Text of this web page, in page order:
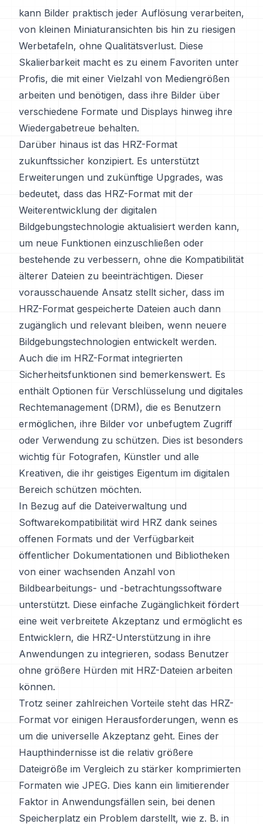
kann Bilder praktisch jeder Auflösung verarbeiten,
von kleinen Miniaturansichten bis hin zu riesigen
Werbetafeln, ohne Qualitätsverlust. Diese
Skalierbarkeit macht es zu einem Favoriten unter
Profis, die mit einer Vielzahl von Mediengrößen
arbeiten und benötigen, dass ihre Bilder über
verschiedene Formate und Displays hinweg ihre
Wiedergabetreue behalten.
Darüber hinaus ist das HRZ-Format
zukunftssicher konzipiert. Es unterstützt
Erweiterungen und zukünftige Upgrades, was
bedeutet, dass das HRZ-Format mit der
Weiterentwicklung der digitalen
Bildgebungstechnologie aktualisiert werden kann,
um neue Funktionen einzuschließen oder
bestehende zu verbessern, ohne die Kompatibilität
älterer Dateien zu beeinträchtigen. Dieser
vorausschauende Ansatz stellt sicher, dass im
HRZ-Format gespeicherte Dateien auch dann
zugänglich und relevant bleiben, wenn neuere
Bildgebungstechnologien entwickelt werden.
Auch die im HRZ-Format integrierten
Sicherheitsfunktionen sind bemerkenswert. Es
enthält Optionen für Verschlüsselung und digitales
Rechtemanagement (DRM), die es Benutzern
ermöglichen, ihre Bilder vor unbefugtem Zugriff
oder Verwendung zu schützen. Dies ist besonders
wichtig für Fotografen, Künstler und alle
Kreativen, die ihr geistiges Eigentum im digitalen
Bereich schützen möchten.
In Bezug auf die Dateiverwaltung und
Softwarekompatibilität wird HRZ dank seines
offenen Formats und der Verfügbarkeit
öffentlicher Dokumentationen und Bibliotheken
von einer wachsenden Anzahl von
Bildbearbeitungs- und -betrachtungssoftware
unterstützt. Diese einfache Zugänglichkeit fördert
eine weit verbreitete Akzeptanz und ermöglicht es
Entwicklern, die HRZ-Unterstützung in ihre
Anwendungen zu integrieren, sodass Benutzer
ohne größere Hürden mit HRZ-Dateien arbeiten
können.
Trotz seiner zahlreichen Vorteile steht das HRZ-
Format vor einigen Herausforderungen, wenn es
um die universelle Akzeptanz geht. Eines der
Haupthindernisse ist die relativ größere
Dateigröße im Vergleich zu stärker komprimierten
Formaten wie JPEG. Dies kann ein limitierender
Faktor in Anwendungsfällen sein, bei denen
Speicherplatz ein Problem darstellt, wie z. B. in